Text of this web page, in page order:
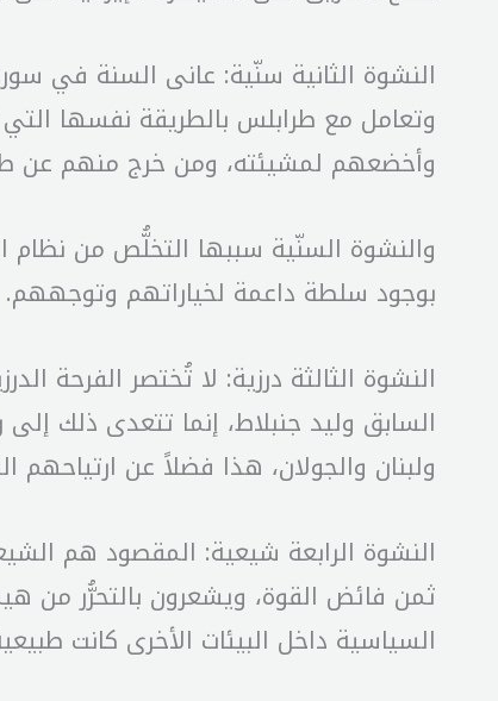
النشوة الثانية سنّية: عانى السنة في
وتعامل مع طرابلس بالطريقة نفسها
وأخضعهم لمشيئته، ومن خرج منهم عن
والنشوة السنّية سببها التخلُّص من نظام
بوجود سلطة داعمة لخياراتهم وتوجههم.
النشوة الثالثة درزية: لا تُختصر الفرحة
السابق وليد جنبلاط، إنما تتعدى ذلك
ولبنان والجولان، هذا فضلاً عن
النشوة الرابعة شيعية: المقصود هم
ثمن فائض القوة، ويشعرون بالتحرُّر من
السياسية داخل البيئات الأخرى كانت